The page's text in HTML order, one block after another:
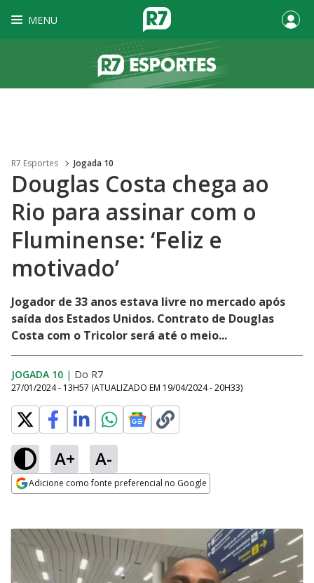
MENU
R7 Esportes Jogada 10
Douglas Costa chega ao
Rio para assinar com o
Fluminense: ‘Feliz e
motivado’
Jogador de 33 anos estava livre no mercado após
saída dos Estados Unidos. Contrato de Douglas
Costa com o Tricolor será até o meio...
JOGADA 10 | Do R7
27/01/2024 - 13H57 (ATUALIZADO EM 19/04/2024 - 20H33)
A+ A-
Adicione como fonte preferencial no Google